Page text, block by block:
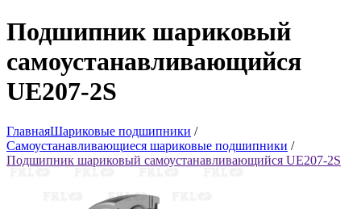
Подшипник шариковый
самоустанавливающийся
UE207-2S
ГлавнаяШариковые подшипники /
Самоустанавливающиеся шариковые подшипники /
Подшипник шариковый самоустанавливающийся UE207-2S